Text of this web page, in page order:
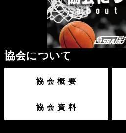
協会について
協 会 概 要
協 会 資 料